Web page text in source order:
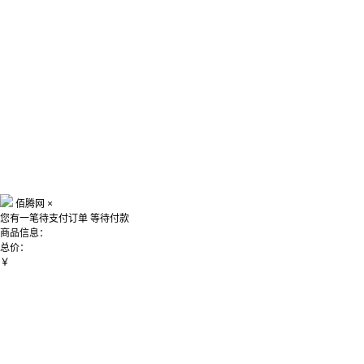
佰腾网 ×
您有一笔待支付订单 等待付款
商品信息：
总价：
￥